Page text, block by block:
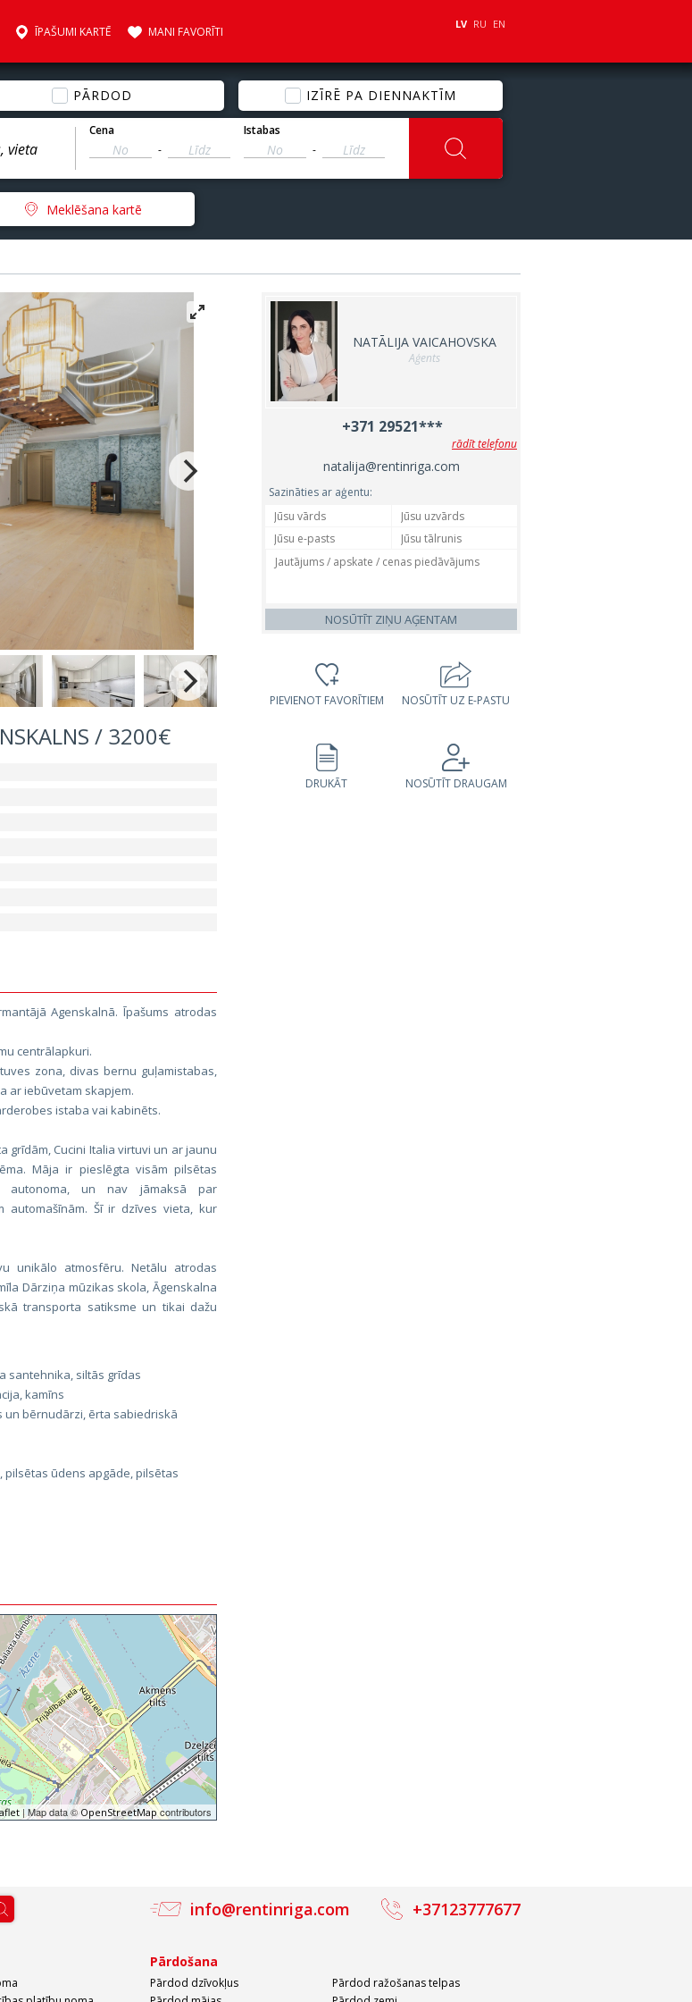
ĪPAŠUMI KARTĒ MANI FAVORĪTI
LV RU EN
PĀRDOD IZĪRĒ PA DIENNAKTĪM
Cena
-
Istabas
-
Meklēšana kartē
/ 3200€
Agenskalnā. Īpašums atrodas
centrālapkuri.
zona, divas bernu guļamistabas,
ar iebūvetam skapjem.
istaba vai kabinēts.
Cucini Italia virtuvi un ar jaunu
Māja ir pieslēgta visām pilsētas
autonoma, un nav jāmaksā par
automašīnām. Šī ir dzīves vieta, kur
unikālo atmosfēru. Netālu atrodas
Dārziņa mūzikas skola, Āgenskalna
transporta satiksme un tikai dažu
santehnika, siltās grīdas
kamīns
un bērnudārzi, ērta sabiedriskā
ūdens apgāde, pilsētas
| Map data © OpenStreetMap contributors
NATĀLIJA VAICAHOVSKA
Aģents
+371 29521***
rādīt telefonu
natalija@rentinriga.com
Sazināties ar aģentu:
NOSŪTĪT ZIŅU AĢENTAM
PIEVIENOT FAVORĪTIEM NOSŪTĪT UZ E-PASTU
DRUKĀT NOSŪTĪT DRAUGAM
info@rentinriga.com +37123777677
Pārdošana
Pārdod dzīvokļus
Pārdod ražošanas telpas